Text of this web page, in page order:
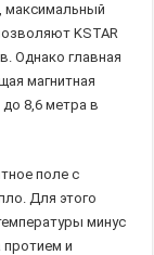
максимальный
KSTAR
Однако главная
магнитная
8,6 метра в
поле с
Для этого
минус
и